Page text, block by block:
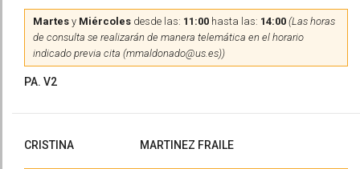
Martes y Miércoles desde las: 11:00 hasta las: 14:00 (Las horas
de consulta se realizarán de manera telemática en el horario
indicado previa cita (mmaldonado@us.es))
PA. V2
CRISTINA MARTINEZ FRAILE